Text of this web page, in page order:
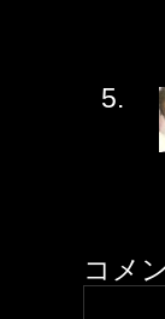
コメ